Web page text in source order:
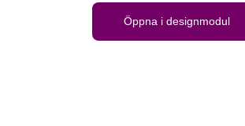
Öppna i designmodul